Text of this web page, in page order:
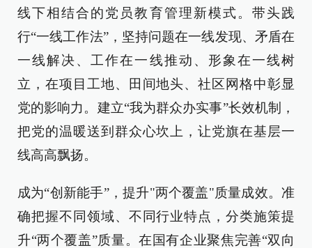
线下相结合的党员教育管理新模式。带头践
行“一线工作法”，坚持问题在一线发现、矛盾在
一线解决、工作在一线推动、形象在一线树
立，在项目工地、田间地头、社区网格中彰显
党的影响力。建立“我为群众办实事”长效机制，
把党的温暖送到群众心坎上，让党旗在基层一
线高高飘扬。
成为“创新能手”，提升"两个覆盖"质量成效。准
确把握不同领域、不同行业特点，分类施策提
升“两个覆盖”质量。在国有企业聚焦完善“双向